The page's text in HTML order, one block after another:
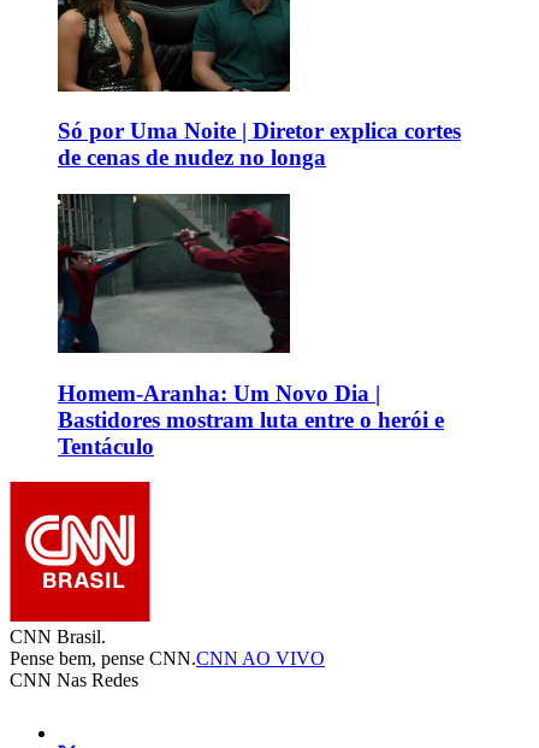
Só por Uma Noite | Diretor explica cortes
de cenas de nudez no longa
Homem-Aranha: Um Novo Dia |
Bastidores mostram luta entre o herói e
Tentáculo
CNN Brasil.
Pense bem, pense CNN.CNN AO VIVO
CNN Nas Redes